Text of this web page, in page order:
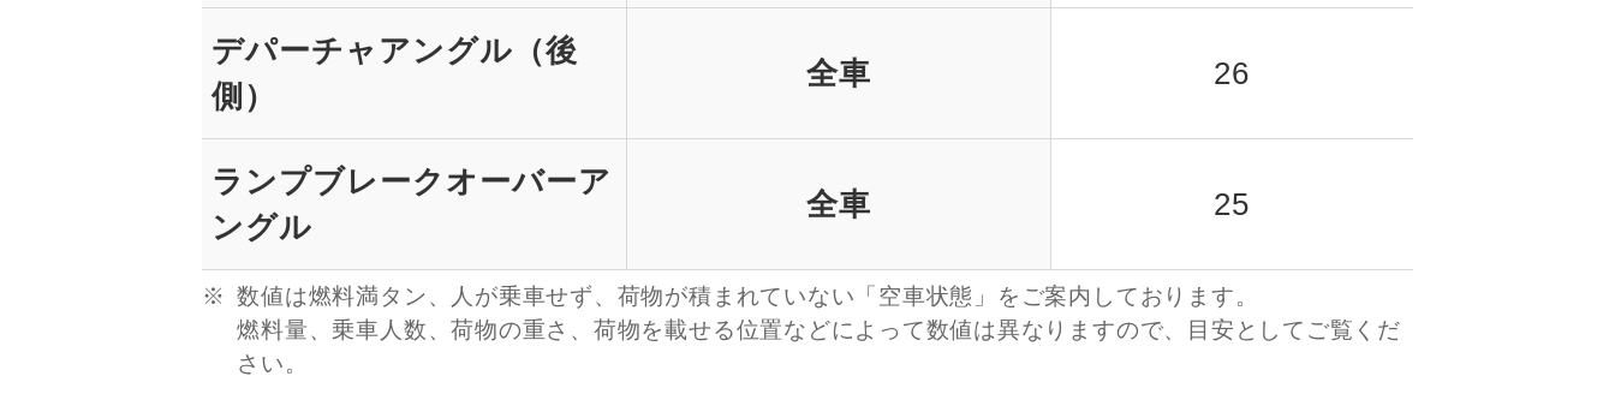
デパーチャアングル（後
側）
全車 26
ランプブレークオーバーア
ングル
全車 25
数値は燃料満タン、人が乗車せず、荷物が積まれていない「空車状態」をご案内しております。
燃料量、乗車人数、荷物の重さ、荷物を載せる位置などによって数値は異なりますので、目安としてご覧くだ
さい。